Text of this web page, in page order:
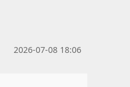
2026-07-08 18:06